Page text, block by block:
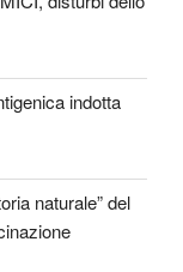
indotta
naturale” del